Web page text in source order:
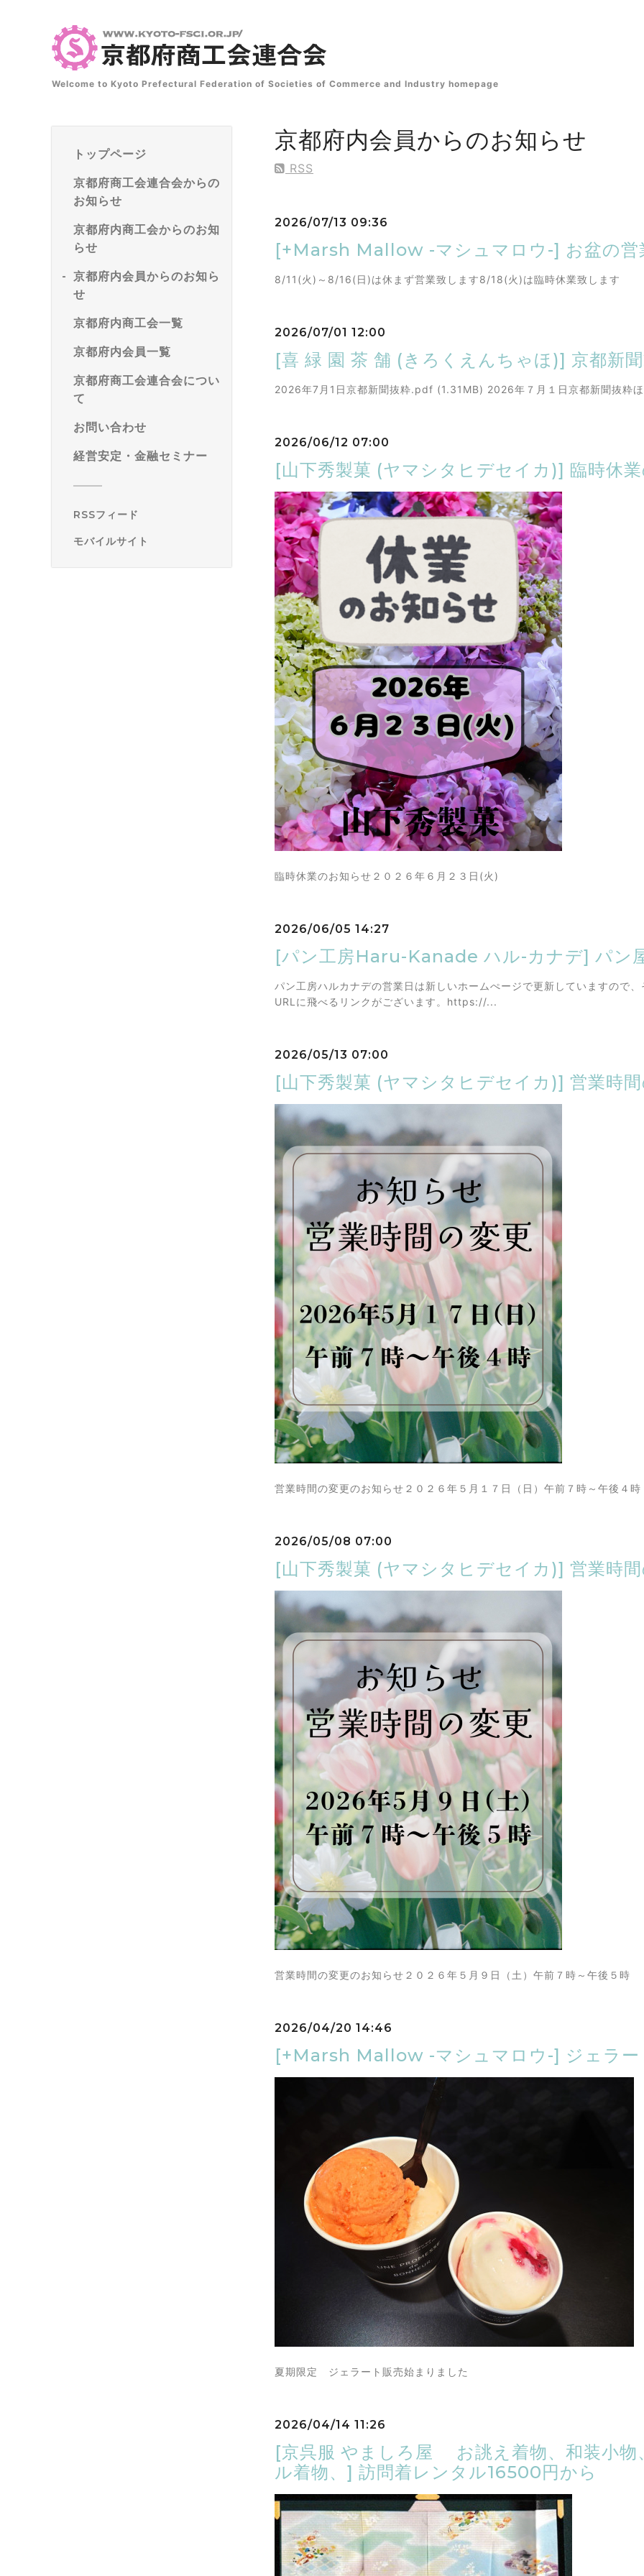
Welcome to Kyoto Prefectural Federation of Societies of Commerce and Industry homepage
トップページ
京都府商工会連合会からの
お知らせ
京都府内商工会からのお知
らせ
京都府内会員からのお知ら
せ
京都府内商工会一覧
京都府内会員一覧
京都府商工会連合会につい
て
お問い合わせ
経営安定・金融セミナー
RSSフィード
モバイルサイト
京都府内会員からのお知らせ
RSS
2026/07/13 09:36
[+Marsh Mallow -マシュマロウ-] お盆の営
8/11(火)～8/16(日)は休まず営業致します8/18(火)は臨時休業致します
2026/07/01 12:00
[喜 緑 園 茶 舗 (きろくえんちゃほ)] 京都新
2026年7月1日京都新聞抜粋.pdf (1.31MB) 2026年７月１日京都新聞抜粋
2026/06/12 07:00
[山下秀製菓 (ヤマシタヒデセイカ)] 臨時休
臨時休業のお知らせ２０２６年６月２３日(火)
2026/06/05 14:27
[パン工房Haru-Kanade ハル-カナデ] パン
パン工房ハルカナデの営業日は新しいホームぺージで更新していますので
URLに飛べるリンクがございます。https://...
2026/05/13 07:00
[山下秀製菓 (ヤマシタヒデセイカ)] 営業時
営業時間の変更のお知らせ２０２６年５月１７日（日）午前７時～午後４時
2026/05/08 07:00
[山下秀製菓 (ヤマシタヒデセイカ)] 営業時
営業時間の変更のお知らせ２０２６年５月９日（土）午前７時～午後５時
2026/04/20 14:46
[+Marsh Mallow -マシュマロウ-] ジェラー
夏期限定 ジェラート販売始まりました
2026/04/14 11:26
[京呉服 やましろ屋 お誂え着物、和装小物
ル着物、] 訪問着レンタル16500円から